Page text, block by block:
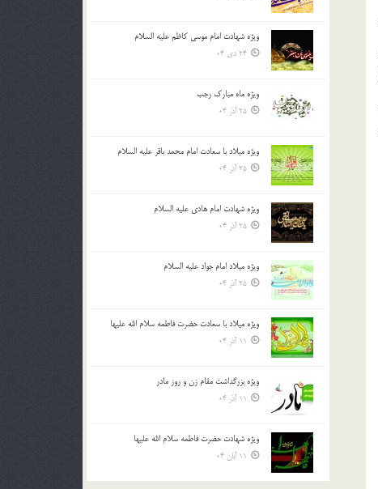
ویژه شهادت امام موسی کاظم علیه السلام
24 دی 04
ویژه ماه مبارک رجب
25 آذر 04
ویژه میلاد با سعادت امام محمد باقر علیه السلام
25 آذر 04
ویژه شهادت امام هادی علیه السلام
25 آذر 04
ویژه میلاد امام جواد علیه السلام
25 آذر 04
ویژه میلاد با سعادت حضرت فاطمه سلام الله علیها
11 آذر 04
ویژه بزرگداشت مقام زن و روز مادر
11 آذر 04
ویژه شهادت حضرت فاطمه سلام الله علیها
11 آبان 04